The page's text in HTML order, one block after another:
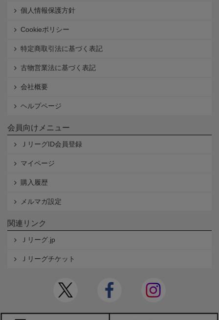
個人情報保護方針
Cookieポリシー
特定商取引法に基づく表記
古物営業法に基づく表記
会社概要
ヘルプページ
会員向けメニュー
ＪリーグID会員登録
マイページ
購入履歴
メルマガ設定
関連リンク
Ｊリーグ.jp
Ｊリーグチケット